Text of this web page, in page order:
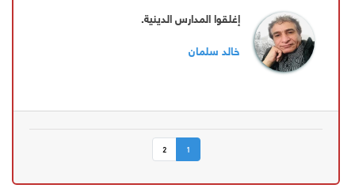
إغلقوا المدارس الدينية.
خالد سلمان
1
2